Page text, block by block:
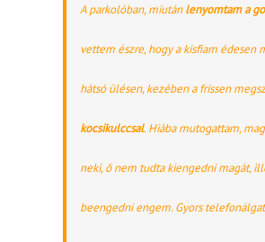
A parkolóban, miutánlenyomtam a
vettem észre, hogy a kisfiam édesen
hátsó ülésen, kezében a frissen
kocsikulccsal. Hiába mutogattam,
neki, ő nem tudta kiengedni magát,
beengedni engem. Gyors